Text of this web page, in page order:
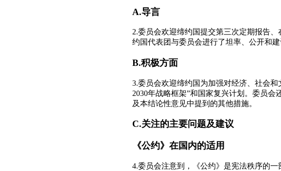
A.导言
2.委员会欢迎缔约国提交第三次定期报告
约国代表团与委员会进行了坦率、公开和建
B.积极方面
3.委员会欢迎缔约国为加强对经济、社会
2030年战略框架”和国家复兴计划。委员
及本结论性意见中提到的其他措施。
C.关注的主要问题及建议
《公约》在国内的适用
4.委员会注意到，《公约》是宪法秩序的